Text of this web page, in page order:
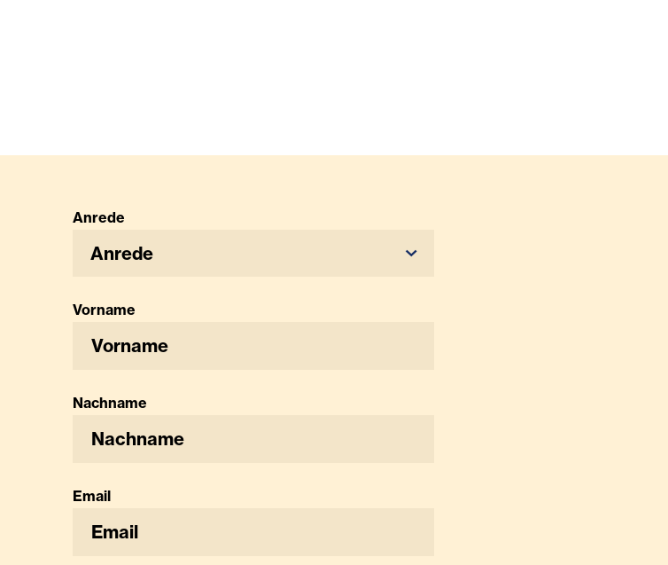
Anrede
Anrede
Vorname
Nachname
Email